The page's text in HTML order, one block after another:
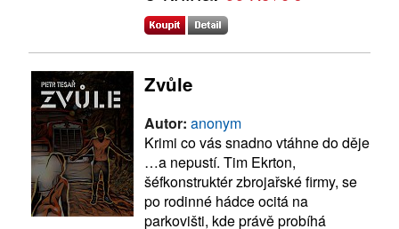
Zvůle
Autor: anonym
Krimi co vás snadno vtáhne do děje
…a nepustí. Tim Ekrton,
šéfkonstruktér zbrojařské firmy, se
po rodinné hádce ocitá na
parkovišti, kde právě probíhá